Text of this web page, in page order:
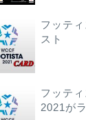
フッテ
スト
フッテ
2021が